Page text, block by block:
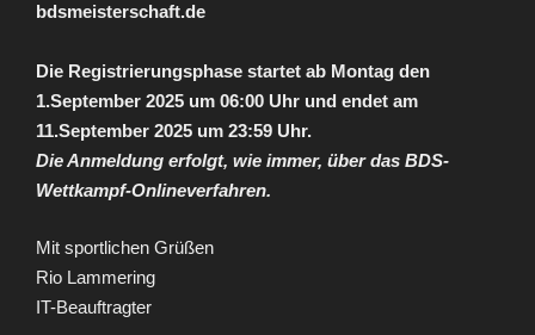
bdsmeisterschaft.de
Die Registrierungsphase startet ab Montag den
1.September 2025 um 06:00 Uhr und endet am
11.September 2025 um 23:59 Uhr.
Die Anmeldung erfolgt, wie immer, über das BDS-
Wettkampf-Onlineverfahren.
Mit sportlichen Grüßen
Rio Lammering
IT-Beauftragter